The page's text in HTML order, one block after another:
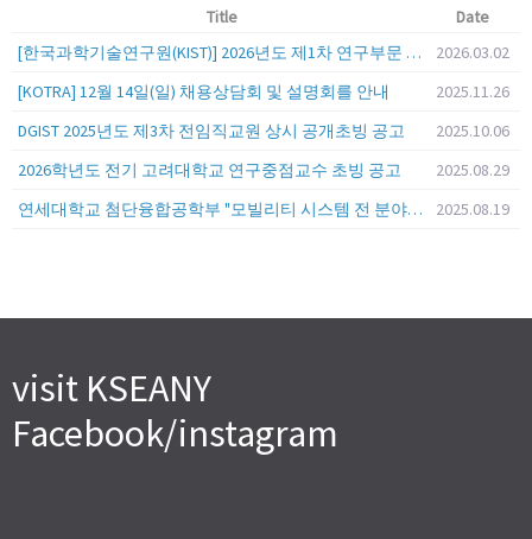
Title
Date
[한국과학기술연구원(KIST)] 2026년도 제1차 연구부문 공개채용 안내
2026.03.02
[KOTRA] 12월 14일(일) 채용상담회 및 설명회를 안내
2025.11.26
DGIST 2025년도 제3차 전임직교원 상시 공개초빙 공고
2025.10.06
2026학년도 전기 고려대학교 연구중점교수 초빙 공고
2025.08.29
연세대학교 첨단융합공학부 "모빌리티 시스템 전 분야" 전임교원 특별채용 (2026년 9월 1일자 임용 예정)
2025.08.19
visit KSEANY
Facebook/instagram